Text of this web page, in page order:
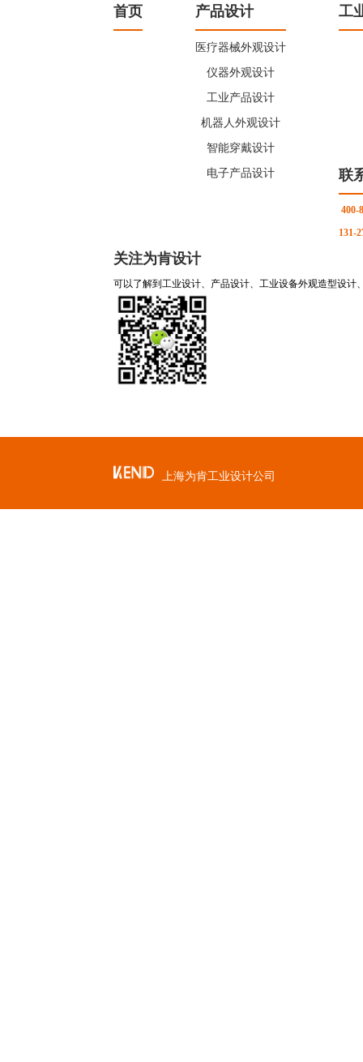
首页 产品设计
医疗器械外观设计
仪器外观设计
工业产品设计
机器人外观设计
智能穿戴设计
电子产品设计
工
联
400-
131-
关注为肯设计
可以了解到工业设计、产品设计、工业设备外观造型设
上海为肯工业设计公司